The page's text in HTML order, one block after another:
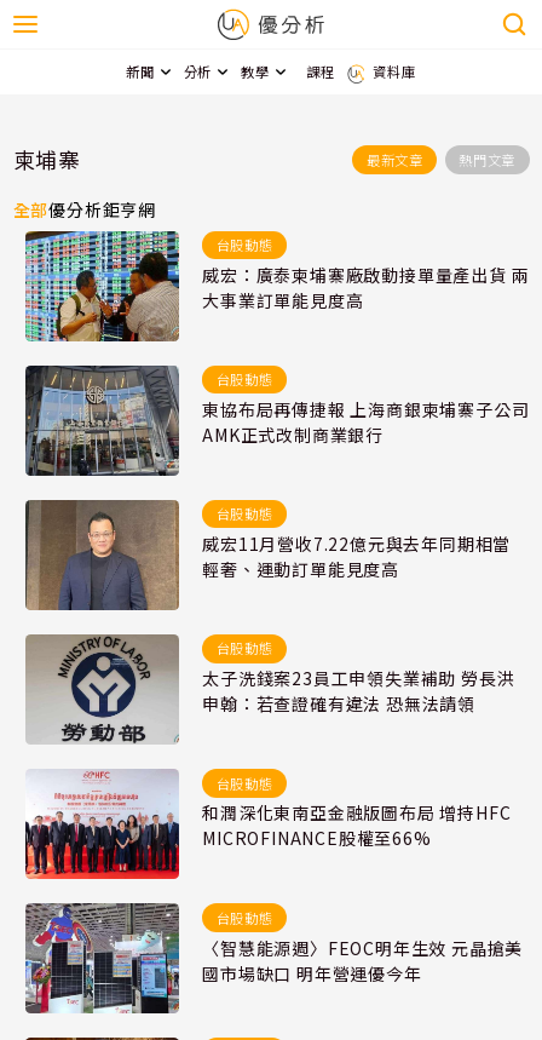
新聞 分析 教學 課程 資料庫
柬埔寨 最新文章 熱門文章
全部優分析鉅亨網
台股動態
威宏：廣泰柬埔寨廠啟動接單量產出貨 兩
大事業訂單能見度高
台股動態
東協布局再傳捷報 上海商銀柬埔寨子公司
AMK正式改制商業銀行
台股動態
威宏11月營收7.22億元與去年同期相當
輕奢、運動訂單能見度高
台股動態
太子洗錢案23員工申領失業補助 勞長洪
申翰：若查證確有違法 恐無法請領
台股動態
和潤深化東南亞金融版圖布局 增持HFC
MICROFINANCE股權至66%
台股動態
〈智慧能源週〉FEOC明年生效 元晶搶美
國市場缺口 明年營運優今年